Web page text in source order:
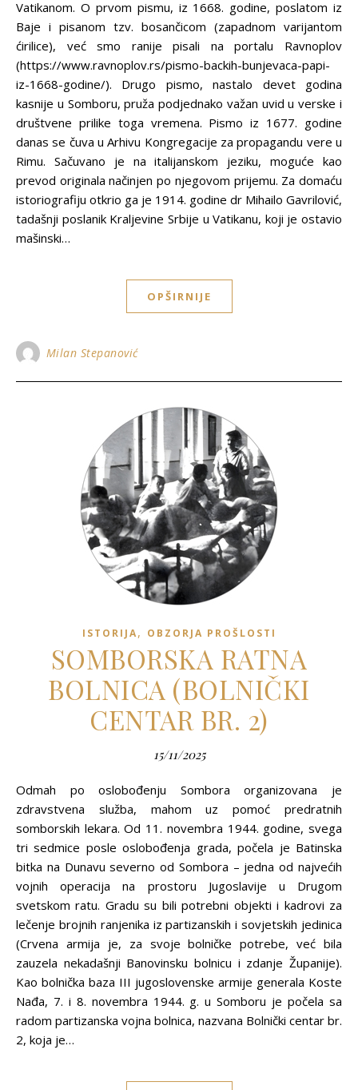
Vatikanom. O prvom pismu, iz 1668. godine, poslatom iz
Baje i pisanom tzv. bosančicom (zapadnom varijantom
ćirilice), već smo ranije pisali na portalu Ravnoplov
(https://www.ravnoplov.rs/pismo-backih-bunjevaca-papi-
iz-1668-godine/). Drugo pismo, nastalo devet godina
kasnije u Somboru, pruža podjednako važan uvid u verske i
društvene prilike toga vremena. Pismo iz 1677. godine
danas se čuva u Arhivu Kongregacije za propagandu vere u
Rimu. Sačuvano je na italijanskom jeziku, moguće kao
prevod originala načinjen po njegovom prijemu. Za domaću
istoriografiju otkrio ga je 1914. godine dr Mihailo Gavrilović,
tadašnji poslanik Kraljevine Srbije u Vatikanu, koji je ostavio
mašinski…
OPŠIRNIJE
Milan Stepanović
ISTORIJA, OBZORJA PROŠLOSTI
SOMBORSKA RATNA
BOLNICA (BOLNIČKI
CENTAR BR. 2)
15/11/2025
Odmah po oslobođenju Sombora organizovana je
zdravstvena služba, mahom uz pomoć predratnih
somborskih lekara. Od 11. novembra 1944. godine, svega
tri sedmice posle oslobođenja grada, počela je Batinska
bitka na Dunavu severno od Sombora – jedna od najvećih
vojnih operacija na prostoru Jugoslavije u Drugom
svetskom ratu. Gradu su bili potrebni objekti i kadrovi za
lečenje brojnih ranjenika iz partizanskih i sovjetskih jedinica
(Crvena armija je, za svoje bolničke potrebe, već bila
zauzela nekadašnji Banovinsku bolnicu i zdanje Županije).
Kao bolnička baza III jugoslovenske armije generala Koste
Nađa, 7. i 8. novembra 1944. g. u Somboru je počela sa
radom partizanska vojna bolnica, nazvana Bolnički centar br.
2, koja je…